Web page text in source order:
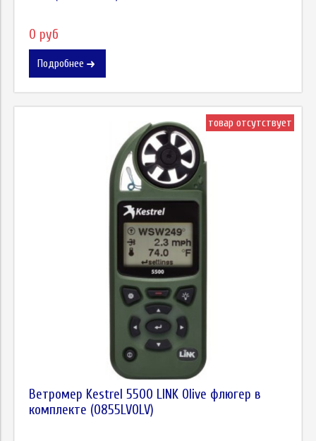
0 руб
Подробнее
товар отсутствует
Ветромер Kestrel 5500 LINK Olive флюгер в
комплекте (0855LVOLV)